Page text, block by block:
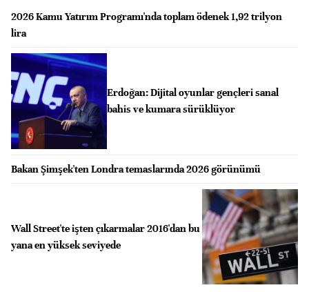
2026 Kamu Yatırım Programı'nda toplam ödenek 1,92 trilyon
lira
Erdoğan: Dijital oyunlar gençleri sanal
bahis ve kumara sürüklüyor
Bakan Şimşek'ten Londra temaslarında 2026 görünümü
Wall Street'te işten çıkarmalar 2016'dan bu
yana en yüksek seviyede